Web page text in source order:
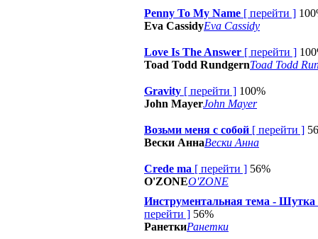
Penny To My Name [ перейти ]
Eva CassidyEva Cassidy
Love Is The Answer [ перейти ]
Toad Todd RundgernToad Todd
Gravity [ перейти ] 100%
John MayerJohn Mayer
Возьми меня с собой [ перейти ]
Вески АннаВески Анна
Crede ma [ перейти ] 56%
O'ZONEO'ZONE
Инструментальная тема - Шутка
перейти ] 56%
РанеткиРанетки